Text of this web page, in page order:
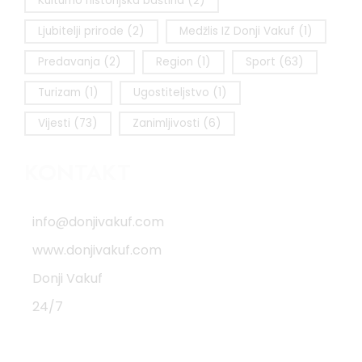
Ljubitelji prirode (2) Medžlis IZ Donji Vakuf (1)
Predavanja (2) Region (1) Sport (63)
Turizam (1) Ugostiteljstvo (1)
Vijesti (73) Zanimljivosti (6)
info@donjivakuf.com
www.donjivakuf.com
Donji Vakuf
24/7